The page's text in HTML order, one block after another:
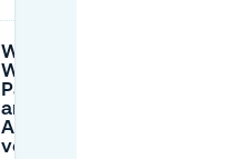
Was ist der beste
Weg, um
Parkplatzprobleme
an geschäftigen
Abenden zu
vermeiden?